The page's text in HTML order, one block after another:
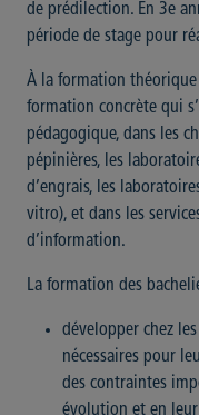
de prédilection. En 3e
période de stage pour
À la formation théorique
formation concrète qui
pédagogique, dans les
pépinières, les
d’engrais, les
vitro), et dans les
d’information.
La formation des
développer chez
nécessaires pour
des contraintes
évolution et en